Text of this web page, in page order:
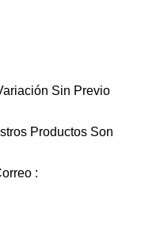
Sin Previo
Productos Son
: